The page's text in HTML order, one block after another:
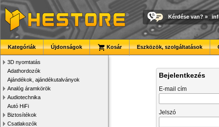
Kérdése van? »
Kategóriák Újdonságok Kosár Eszközök, szolgáltatások
3D nyomtatás
Adathordozók
Ajándékok, ajándékutalványok
Analóg áramkörök
Audiotechnika
Autó HiFi
Biztosítékok
Csatlakozók
Bejelentkezés
E-mail cím
Jelszó